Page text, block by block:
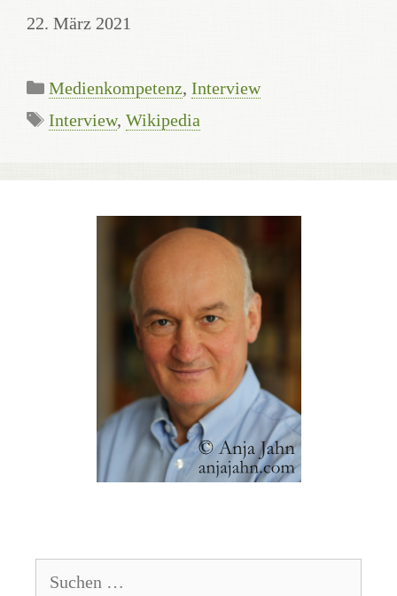
22. März 2021
Kategorien
Medienkompetenz, Interview
Schlagwörter
Interview, Wikipedia
nach: